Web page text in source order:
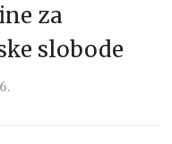
za
slobode